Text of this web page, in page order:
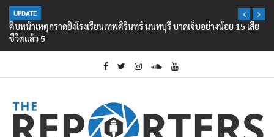
UPDATE
คืบหน้าเหตุกราดยิงโรงเรียนเทพศิรินทร์ นนทบุรี บาดเจ็บอย่างน้อย 15 เสีย
ชีวิตแล้ว 5